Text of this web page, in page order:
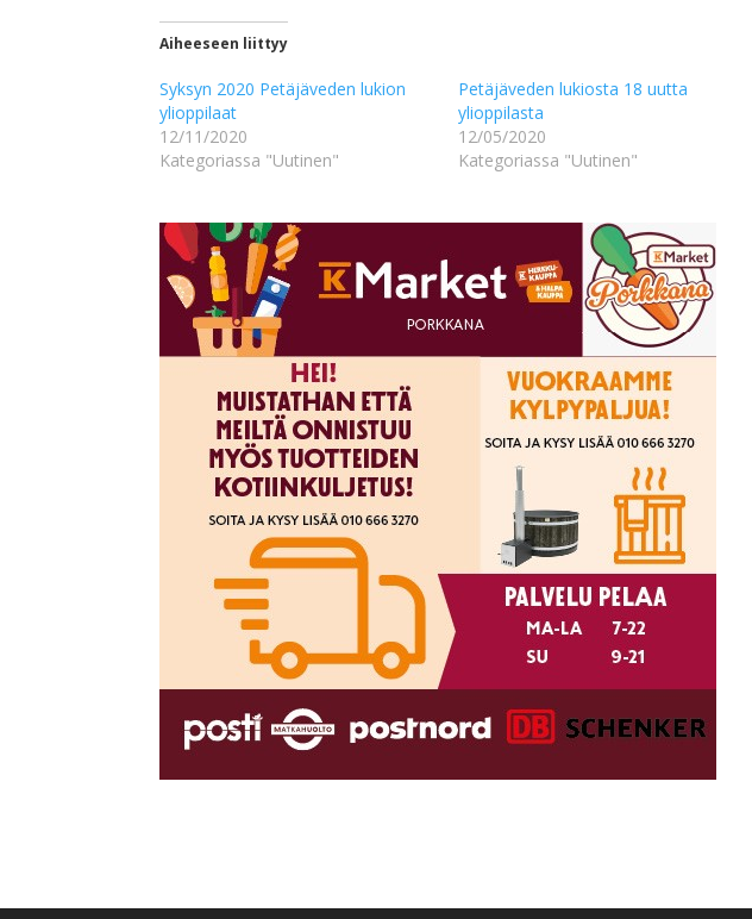
Aiheeseen liittyy
Syksyn 2020 Petäjäveden lukion
ylioppilaat
12/11/2020
Kategoriassa "Uutinen"
Petäjäveden lukiosta 18 uutta
ylioppilasta
12/05/2020
Kategoriassa "Uutinen"